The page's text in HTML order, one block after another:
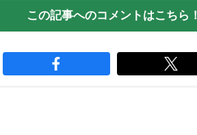
この記事へのコメントはこちら！